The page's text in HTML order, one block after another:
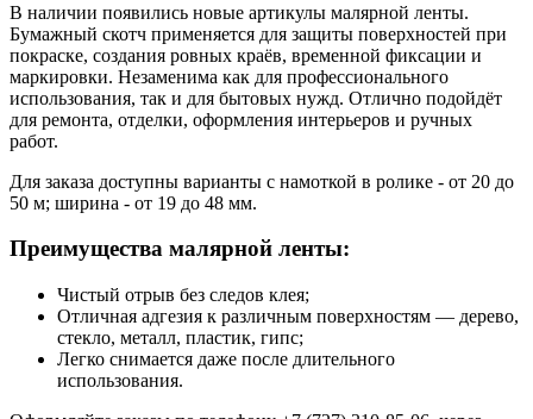
В наличии появились новые артикулы малярной ленты.
Бумажный скотч применяется для защиты поверхностей при
покраске, создания ровных краёв, временной фиксации и
маркировки. Незаменима как для профессионального
использования, так и для бытовых нужд. Отлично подойдёт
для ремонта, отделки, оформления интерьеров и ручных
работ.
Для заказа доступны варианты с намоткой в ролике - от 20 до
50 м; ширина - от 19 до 48 мм.
Преимущества малярной ленты:
Чистый отрыв без следов клея;
Отличная адгезия к различным поверхностям — дерево,
стекло, металл, пластик, гипс;
Легко снимается даже после длительного
использования.